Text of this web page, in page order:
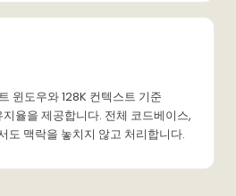
윈도우와 128K 컨텍스트 기준
율을 제공합니다. 전체 코드베이스,
도 맥락을 놓치지 않고 처리합니다.